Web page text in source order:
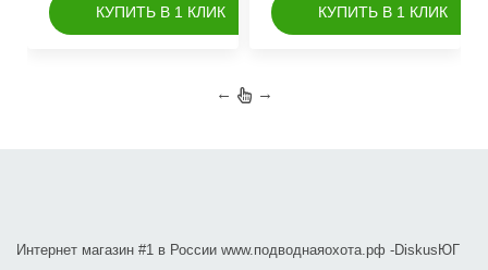
КУПИТЬ В 1 КЛИК КУПИТЬ В 1 КЛИК
← →
Интернет магазин #1 в России www.подводнаяохота.рф -DiskusЮГ